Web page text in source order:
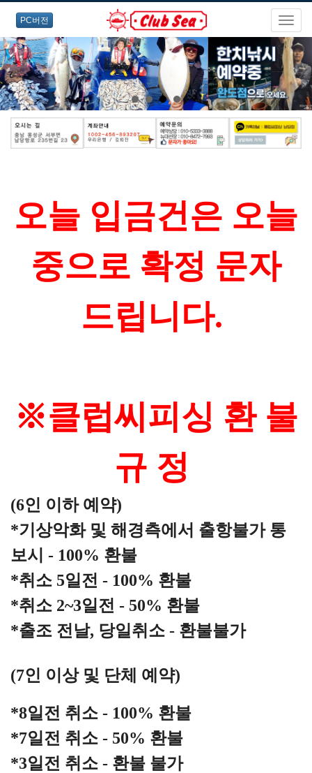
PC버전
오늘 입금건은 오늘
중으로 확정 문자
드립니다.
※클럽씨피싱 환 불
규 정
(6인 이하 예약)
*기상악화 및 해경측에서 출항불가 통
보시 - 100% 환불
*취소 5일전 - 100% 환불
*취소 2~3일전 - 50% 환불
*출조 전날, 당일취소 - 환불불가
(7인 이상 및 단체 예약)
*8일전 취소 - 100% 환불
*7일전 취소 - 50% 환불
*3일전 취소 - 환불 불가